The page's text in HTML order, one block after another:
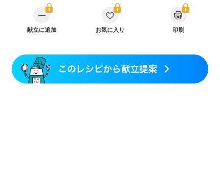
慢性便秘症
潰瘍性大腸炎（寛解期）
クローン病（寛解期）
過敏性腸症候群（IBS）
睡眠時無呼吸症候群
糖尿病性腎症（第１期）
CKD（ステージ３a）
乳がん（ホルモン療法中）
乳がん（放射線治療中）
乳がん治療を終えた方・経過観察中の方など
献立に追加 お気に入り 印刷